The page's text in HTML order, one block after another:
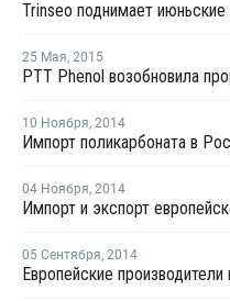
Trinseo поднимает
25 Мая, 2015
10 Ноября, 2014
Импорт поликарбоната в
04 Ноября, 2014
Импорт и экспорт
05 Сентября, 2014